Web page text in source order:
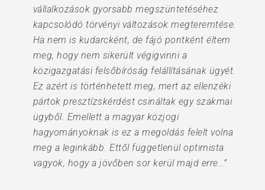
vállalkozások gyorsabb megszüntetéséhez
kapcsolódó törvényi változások megteremtése.
Ha nem is kudarcként, de fájó pontként éltem
meg, hogy nem sikerült végigvinni a
közigazgatási felsőbíróság felállításának ügyét.
Ez azért is történhetett meg, mert az ellenzéki
pártok presztízskérdést csináltak egy szakmai
ügyből. Emellett a magyar közjogi
hagyományoknak is ez a megoldás felelt volna
meg a leginkább. Ettől függetlenül optimista
vagyok, hogy a jövőben sor kerül majd erre…”